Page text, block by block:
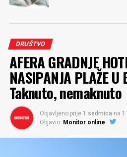
DRUŠTVO
AFERA GRADNJE
NASIPANJA PLAŽE U
Taknuto, nemaknuto
Objavljeno prije 1 sedmica na 1
Objavio: Monitor online